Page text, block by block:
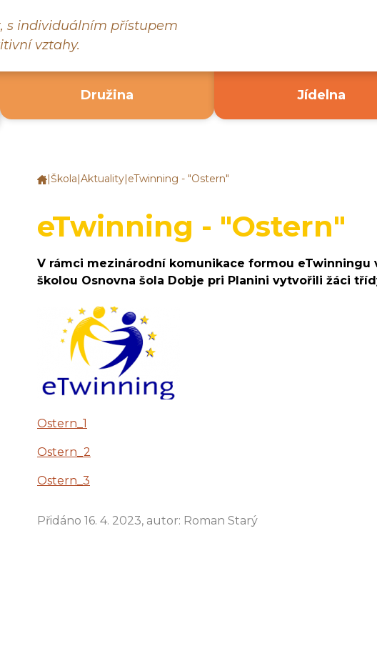
s individuálním přístupem
vztahy.
Družina Jídelna
Základní
nad
Škola Aktuality eTwinning - "Ostern"
eTwinning - "Ostern"
V rámci mezinárodní komunikace formou eTwinningu
školou Osnovna šola Dobje pri Planini vytvořili žáci
Ostern_1
Ostern_2
Ostern_3
Přidáno 16. 4. 2023, autor: Roman Starý